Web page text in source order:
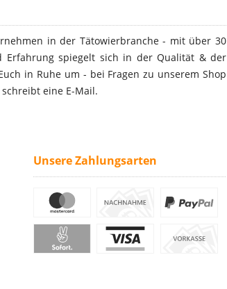
in der Tätowierbranche - mit über 30
Erfahrung spiegelt sich in der Qualität & der
in Ruhe um - bei Fragen zu unserem Shop
eine E-Mail.
Unsere Zahlungsarten